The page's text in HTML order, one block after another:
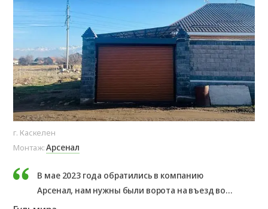
г. Каскелен
Монтаж:Арсенал
В мае 2023 года обратились в компанию
Арсенал, нам нужны были ворота на въезд во
двор. Нас проконсультировали и мы заказали